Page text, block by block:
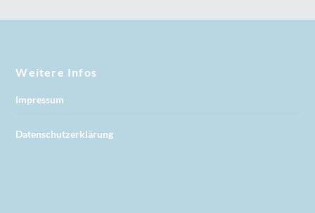
Weitere Infos
Impressum
Datenschutzerklärung